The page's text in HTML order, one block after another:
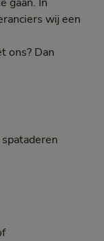
wij een
ons? Dan